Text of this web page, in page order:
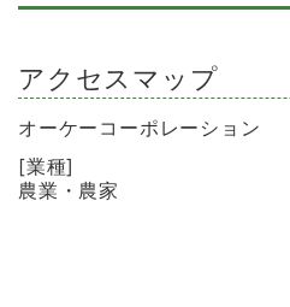
アクセスマップ
オーケーコーポレーション
[業種]
農業・農家